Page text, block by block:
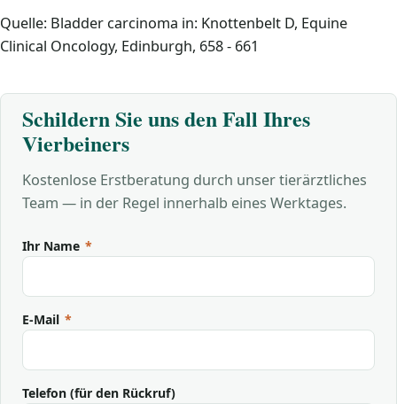
Quelle: Bladder carcinoma in: Knottenbelt D, Equine
Clinical Oncology, Edinburgh, 658 - 661
Schildern Sie uns den Fall Ihres
Vierbeiners
Kostenlose Erstberatung durch unser tierärztliches
Team — in der Regel innerhalb eines Werktages.
Ihr Name *
E-Mail *
Telefon (für den Rückruf)